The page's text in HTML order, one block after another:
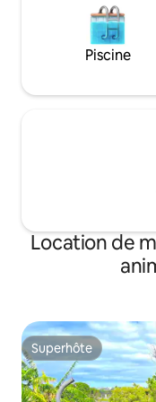
Piscine
Location de
Superhôte
Superhôte